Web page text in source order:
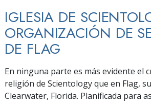
IGLESIA DE
ORGANIZACIÓN DE
DE FLAG
En ninguna parte es más evidente el
religión de Scientology que en Flag,
Clearwater, Florida. Planificada para